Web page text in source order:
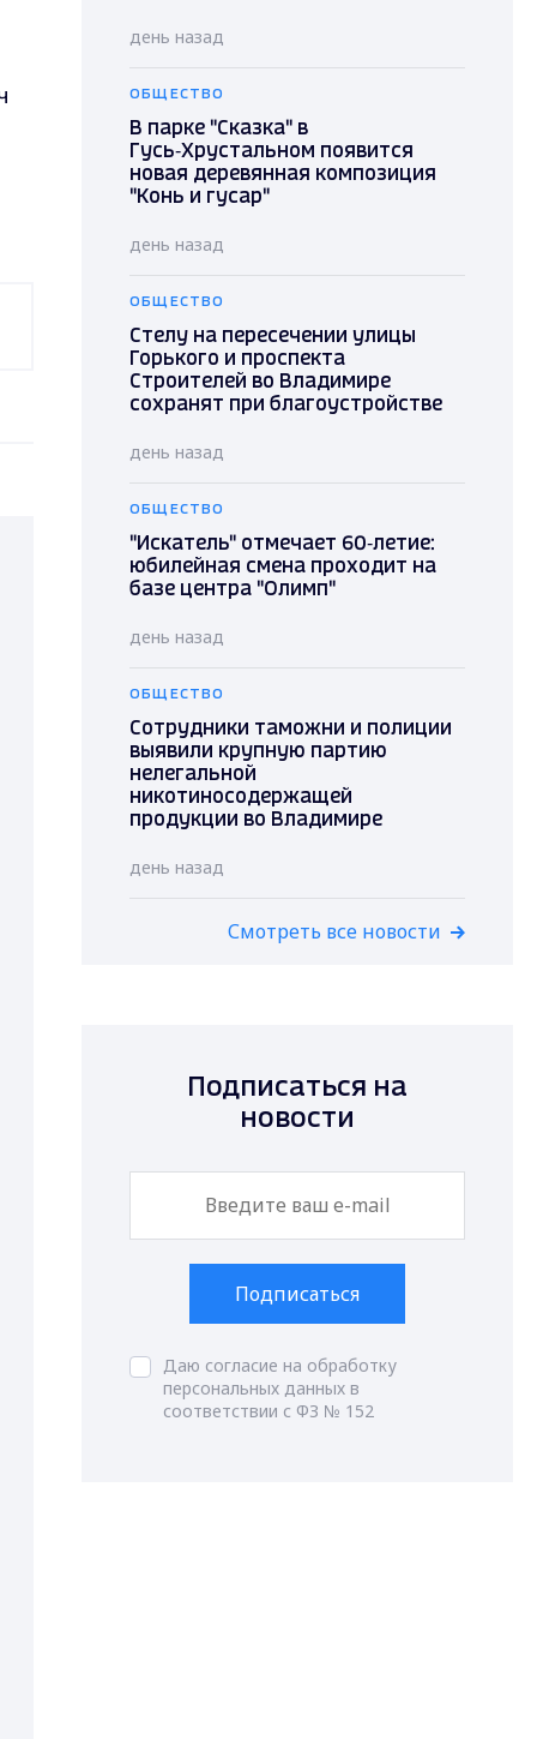
день назад
ОБЩЕСТВО
В парке "Сказка" в
Гусь‑Хрустальном появится
новая деревянная композиция
"Конь и гусар"
день назад
ОБЩЕСТВО
Стелу на пересечении улицы
Горького и проспекта
Строителей во Владимире
сохранят при благоустройстве
день назад
ОБЩЕСТВО
"Искатель" отмечает 60‑летие:
юбилейная смена проходит на
базе центра "Олимп"
день назад
ОБЩЕСТВО
Сотрудники таможни и полиции
выявили крупную партию
нелегальной
никотиносодержащей
продукции во Владимире
день назад
Смотреть все новости
Подписаться на
новости
Подписаться
Даю согласие на обработку
персональных данных в
соответствии с ФЗ № 152